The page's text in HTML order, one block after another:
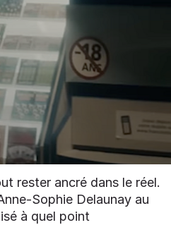
rester ancré dans le réel.
Sophie Delaunay au
à quel point